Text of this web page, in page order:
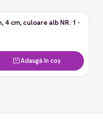
4 cm, culoare alb NR. 1 -
Adaugă în coș